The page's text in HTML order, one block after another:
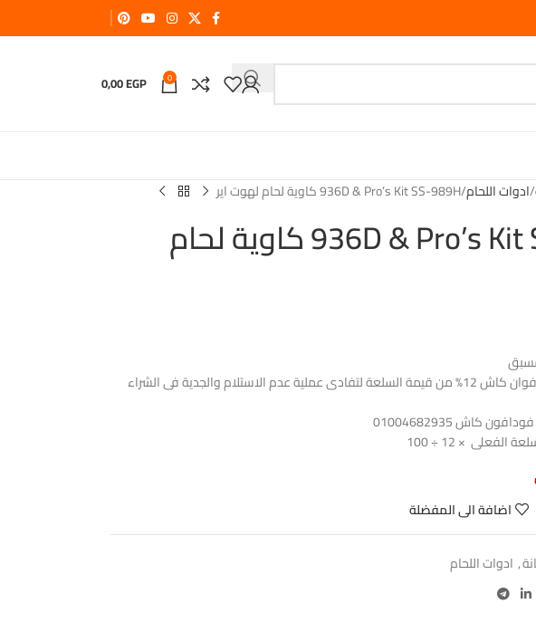
0
0,00EGP
ادوات اللحام 936D & Pro’s Kit SS-989H كاوية لحام لهوت اير
936D & Pro’s Kit SS-989H كاوية لحام
يتم الدفع مسبقا فودافوان كاش 12% من قيمة السلعة لتفادى عملية عدم الاستلام والجدية فى الشراء
× 12 ÷ 100
اضافة الى المفضلة
, ادوات اللحام